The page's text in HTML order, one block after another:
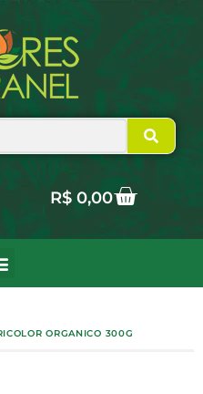
R$0,00Cart
ORGANICO 300G